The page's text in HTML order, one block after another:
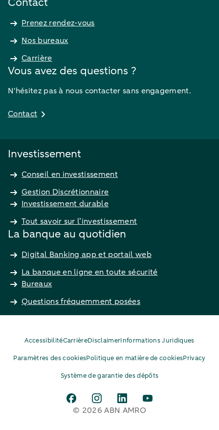
Prenez rendez-vous
Nos bureaux
Carrière
Vous avez des questions ?
N'hésitez pas à nous contacter sans engagement.
Contact
Investissement
Conseil en investissement
Gestion Discrétionnaire
Investissement durable
Tout savoir sur l’investissement
La banque au quotidien
Digital Banking app et portail web
La banque en ligne en toute sécurité
Bureaux
Questions fréquemment posées
AccessibilitéCarrièreDisclaimerInformations Juridiques
Paramètres des cookiesPolitique en matière de cookiesPrivacy
Système de garantie des dépôts
© 2026 ABN AMRO